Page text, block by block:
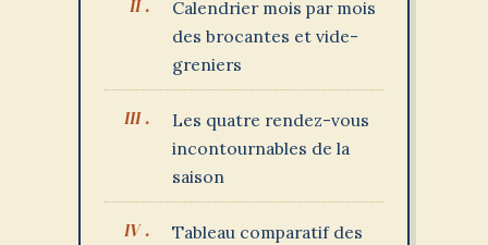
Calendrier mois par mois
des brocantes et vide-
greniers
Les quatre rendez-vous
incontournables de la
saison
Tableau comparatif des